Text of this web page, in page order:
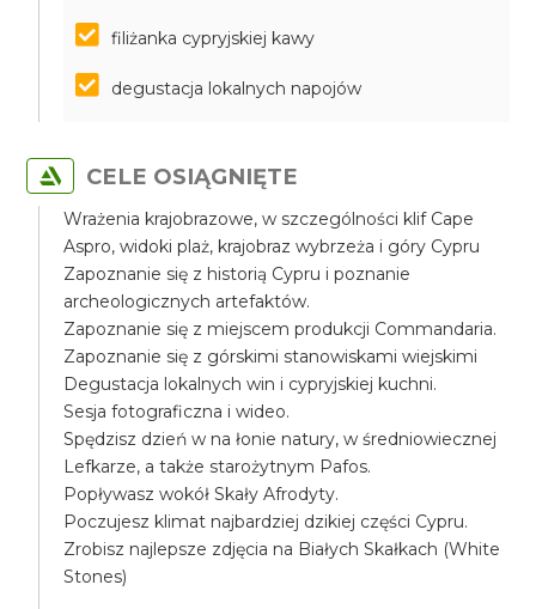
filiżanka cypryjskiej kawy
degustacja lokalnych napojów
CELE OSIĄGNIĘTE
Wrażenia krajobrazowe, w szczególności klif Cape
Aspro, widoki plaż, krajobraz wybrzeża i góry Cypru
Zapoznanie się z historią Cypru i poznanie
archeologicznych artefaktów.
Zapoznanie się z miejscem produkcji Commandaria.
Zapoznanie się z górskimi stanowiskami wiejskimi
Degustacja lokalnych win i cypryjskiej kuchni.
Sesja fotograficzna i wideo.
Spędzisz dzień w na łonie natury, w średniowiecznej
Lefkarze, a także starożytnym Pafos.
Popływasz wokół Skały Afrodyty.
Poczujesz klimat najbardziej dzikiej części Cypru.
Zrobisz najlepsze zdjęcia na Białych Skałkach (White
Stones)